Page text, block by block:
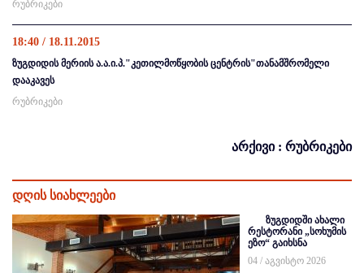
რუბრიკები
18:40 / 18.11.2015
ზუგდიდის მერიის ა.ა.ი.პ."კეთილმოწყობის ცენტრის"თანამშრომელი
დააკავეს
რუბრიკები
არქივი : რუბრიკები
დღის სიახლეები
ზუგდიდში ახალი
რესტორანი „სოხუმის
ეზო“ გაიხსნა
04 / აგვისტო 2026